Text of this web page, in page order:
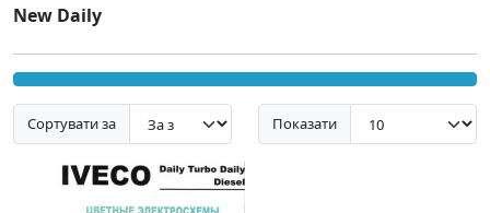
New Daily
Сортувати за Показати